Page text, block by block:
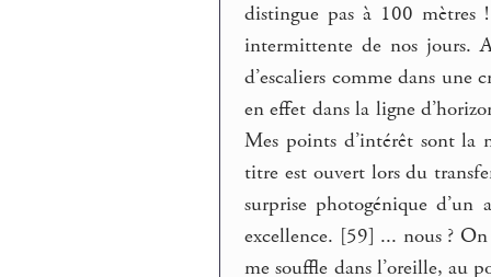
distingue pas à 100
intermittente de nos jours.
d’escaliers comme dans
en effet dans la ligne
Mes points d’intérêt sont la
titre est ouvert lors du
surprise photogénique
excellence. [59] ... nous ?
me souffle dans l’oreille, au